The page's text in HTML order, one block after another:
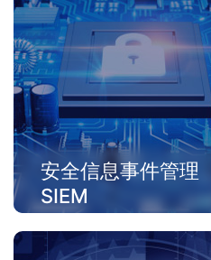
复，将业务影响降到最低。
安全信息事件管理
SIEM
汇聚企业内、外部安全事件，通